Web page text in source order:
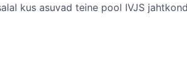
kus asuvad teine pool IVJS